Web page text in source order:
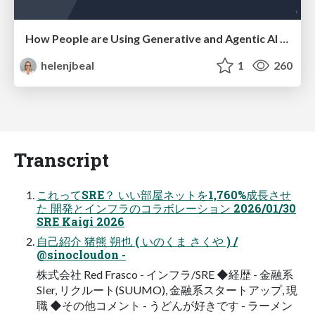
helenjbeal
1 260
Transcript
これってSRE？ いい部屋ネットを1,760%成長させ
た 開発とインフラのコラボレーション 2026/01/30
SRE Kaigi 2026
自己紹介 猪熊 朔也 ( いのくま さくや ) /
@sinocloudon -
株式会社 Red Frasco - インフラ/SRE ◆経歴 - 金融系
SIer, リクルート(SUUMO), 金融系スタートアップ, 現
職 ◆その他コメント - うどんが好きです - ラーメン